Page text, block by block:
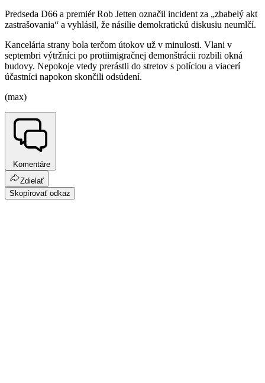
Predseda D66 a premiér Rob Jetten označil incident za „zbabelý akt
zastrašovania“ a vyhlásil, že násilie demokratickú diskusiu neumlčí.
Kancelária strany bola terčom útokov už v minulosti. Vlani v
septembri výtržníci po protiimigračnej demonštrácii rozbili okná
budovy. Nepokoje vtedy prerástli do stretov s políciou a viacerí
účastníci napokon skončili odsúdení.
(max)
Komentáre
Zdielať
Skopírovať odkaz